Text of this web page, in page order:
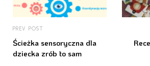
PREV POST
Ścieżka sensoryczna dla
dziecka zrób to sam